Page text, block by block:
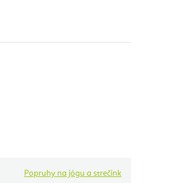
Popruhy na jógu a strečink